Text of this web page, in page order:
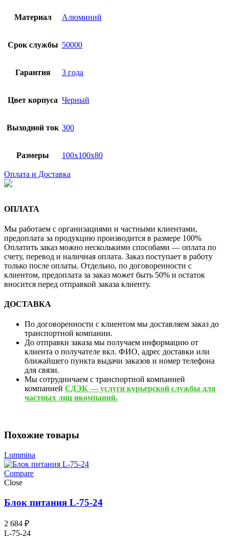
Материал Алюминий
Срок службы 50000
Гарантия 3 года
Цвет корпуса Черный
Выходной ток 300
Размеры 100x100x80
Оплата и Доставка
ОПЛАТА
Мы работаем с организациями и частными клиентами,
предоплата за продукцию производится в размере 100%
Оплатить заказ можно несколькими способами — оплата по
счету, перевод и наличная оплата. Заказ поступает в работу
только после оплаты. Отдельно, по договоренности с
клиентом, предоплата за заказ может быть 50% и остаток
вносится перед отправкой заказа клиенту.
ДОСТАВКА
По договоренности с клиентом мы доставляем заказ до
транспортной компании.
До отправки заказа мы получаем информацию от
клиента о получателе вкл. ФИО, адрес доставки или
ближайшего пункта выдачи заказов и номер телефона
для связи.
Мы сотрудничаем с транспортной компанией
компанией СДЭК — услуги курьерской службы для
частных лиц икомпаний.
Похожие товары
Lummina
Compare
Close
Блок питания L-75-24
2 684 ₽
L-75-24